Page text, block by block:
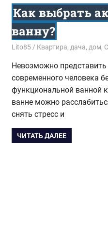
Как выбрать
ванну?
07.06.2018
Lito85 Квартира, дача, дом,
Невозможно
современного человека
функциональной ванной
ванне можно
снять стресс и
ЧИТАТЬ ДАЛЕЕ